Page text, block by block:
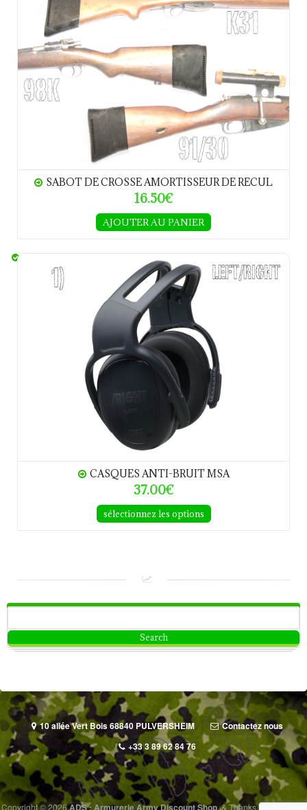
SABOT DE CROSSE AMORTISSEUR DE RECUL
16.50€
AJOUTER AU PANIER
CASQUES ANTI-BRUIT MSA
CASQUES ANTI-BRUIT MSA
37.00€
sélectionnez les options
10 allée Vert Bois 68840 PULVERSHEIM
Contactez nous
+33 3 89 62 84 76
Copyright © 2026 .& Thanks to